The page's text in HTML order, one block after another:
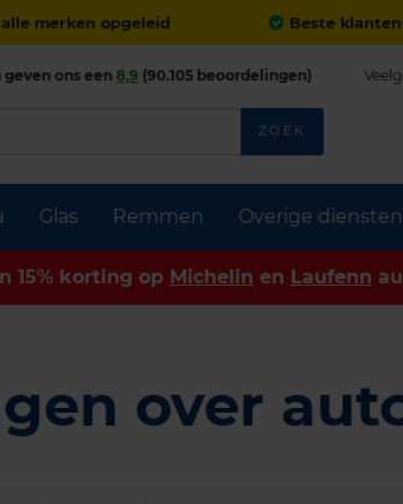
merken opgeleid Beste
Glas Remmen Overige diensten
geven ons een8,9 (90.105 beoordelingen)
ZOEK
15% korting op Michelin en Laufenn
over